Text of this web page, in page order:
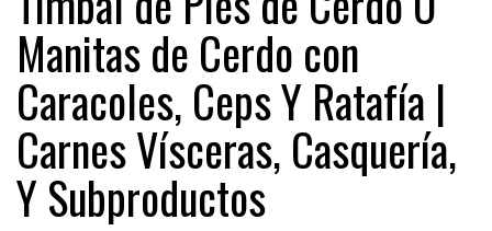
Manitas de Cerdo con
Caracoles, Ceps Y Ratafía |
Carnes Vísceras, Casquería,
Y Subproductos